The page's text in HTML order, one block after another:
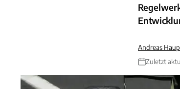
Andreas
Zuletzt